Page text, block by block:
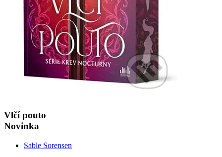
Vlčí pouto
Novinka
Sable Sorensen